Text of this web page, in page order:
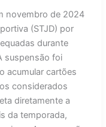
novembro de 2024
(STJD) por
durante
suspensão foi
acumular cartões
considerados
diretamente a
da temporada,